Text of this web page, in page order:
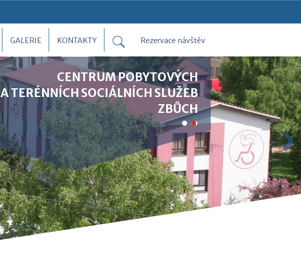
Rezervace návštěv
KONTAKTY
GALERIE
CENTRUM POBYTOVÝCH
A TERÉNNÍCH SOCIÁLNÍCH SLUŽEB
ZBŮCH